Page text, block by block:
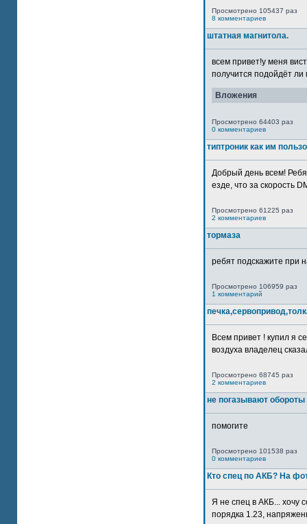
Просмотрено 105437 раз
8 комментариев
штатная магнитола.
всем привет!у меня
получится подойдёт ли
Вложения
Просмотрено 64403 раз
0 комментариев
типтроник как им
Добрый день всем!
езде, что за скорость
Просмотрено 61225 раз
2 комментариев
тормаза
ребят подскажите при
Просмотрено 106959 раз
1 комментарий
Всем привет ! купил я
воздуха владелец
Просмотрено 68745 раз
2 комментариев
не погазывают обороты
помогите
Просмотрено 101538 раз
0 комментариев
Кто спец по АКБ? На
Я не спец в АКБ... хочу
порядка 1.23,